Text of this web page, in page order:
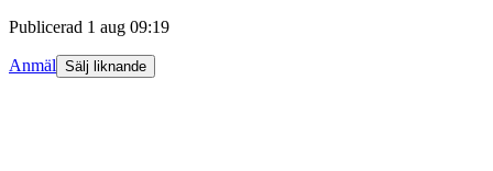
Publicerad 1 aug 09:19
Anmäl Sälj liknande